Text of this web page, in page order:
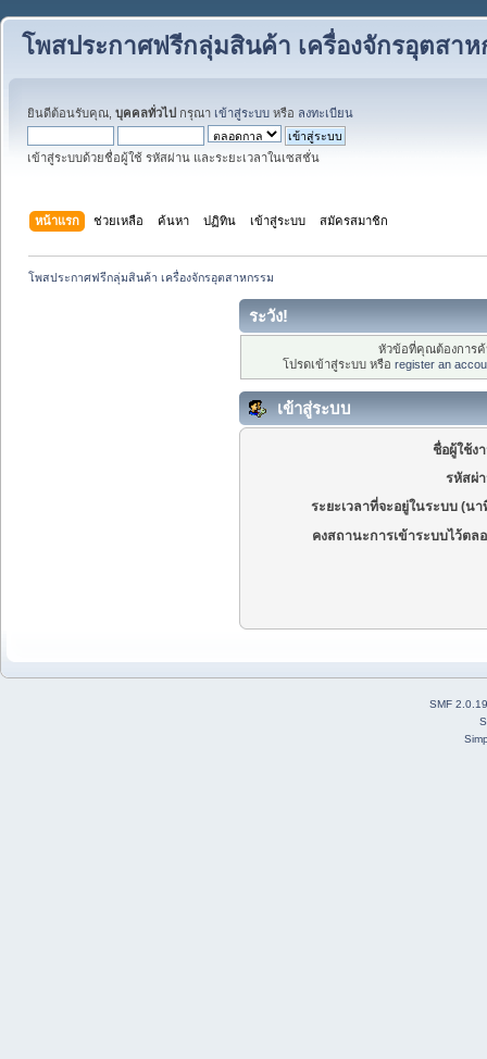
โพสประกาศฟรีกลุ่มสินค้า เครื่องจักรอุตสาห
ยินดีต้อนรับคุณ, บุคคลทั่วไป กรุณา เข้าสู่ระบบ หรือ ลงทะเบียน
เข้าสู่ระบบด้วยชื่อผู้ใช้ รหัสผ่าน และระยะเวลาในเซสชั่น
หน้าแรก ช่วยเหลือ ค้นหา ปฏิทิน เข้าสู่ระบบ สมัครสมาชิก
โพสประกาศฟรีกลุ่มสินค้า เครื่องจักรอุตสาหกรรม
ระวัง!
หัวข้อที่คุณต้องการ
โปรดเข้าสู่ระบบ หรือ register an
เข้าสู่ระบบ
ชื่อผู้ใช้ง
รหัสผ่
ระยะเวลาที่จะอยู่ในระบบ (นา
คงสถานะการเข้าระบบไว้ตล
SMF 2.0.19